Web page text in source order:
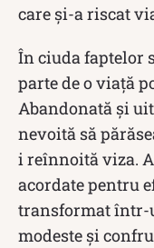
care și-a riscat
În ciuda faptelor
parte de o viață
Abandonată și
nevoită să
i reînnoită viza.
acordate pentru
transformat într-
modeste și